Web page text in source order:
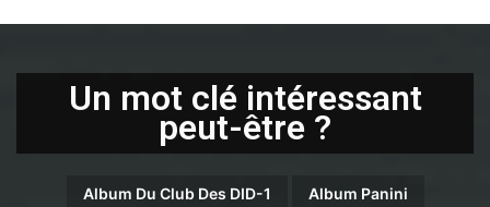
Un mot clé intéressant
peut-être ?
Album Du Club Des DID-1 Album Panini